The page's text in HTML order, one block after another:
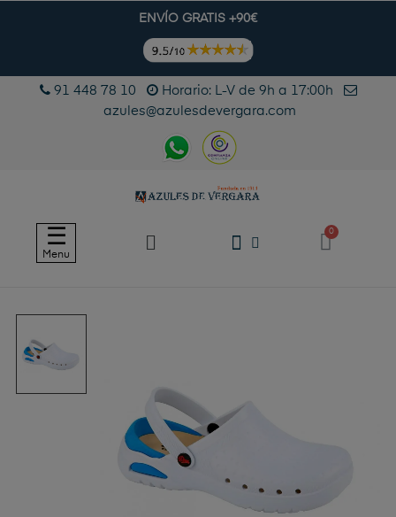
ENVÍO GRATIS +90€
91 448 78 10
Horario: L-V de 9h a 17:00h
azules@azulesdevergara.com
Navegación
de
☰
Menu